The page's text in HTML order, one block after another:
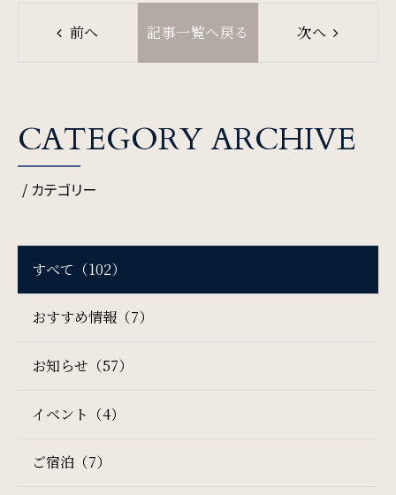
SDGs
SDGsへの取り組み
Recruit
Contact
前へ 記事一覧へ戻る 次へ
CATEGORY ARCHIVE
/ カテゴリー
すべて（102）
おすすめ情報（7）
お知らせ（57）
イベント（4）
ご宿泊（7）